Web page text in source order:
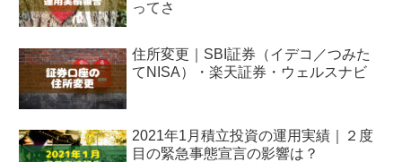
ってさ
住所変更｜SBI証券（イデコ／つみた
てNISA）・楽天証券・ウェルスナビ
2021年1月積立投資の運用実績｜２度
目の緊急事態宣言の影響は？